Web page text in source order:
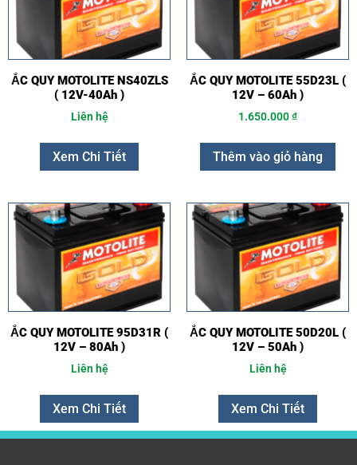
ẮC QUY MOTOLITE NS40ZLS
( 12V-40Ah )
Liên hệ
Xem Chi Tiết
ẮC QUY MOTOLITE 55D23L (
12V – 60Ah )
1.650.000₫
Thêm vào giỏ hàng
ẮC QUY MOTOLITE 95D31R (
12V – 80Ah )
Liên hệ
Xem Chi Tiết
ẮC QUY MOTOLITE 50D20L (
12V – 50Ah )
Liên hệ
Xem Chi Tiết